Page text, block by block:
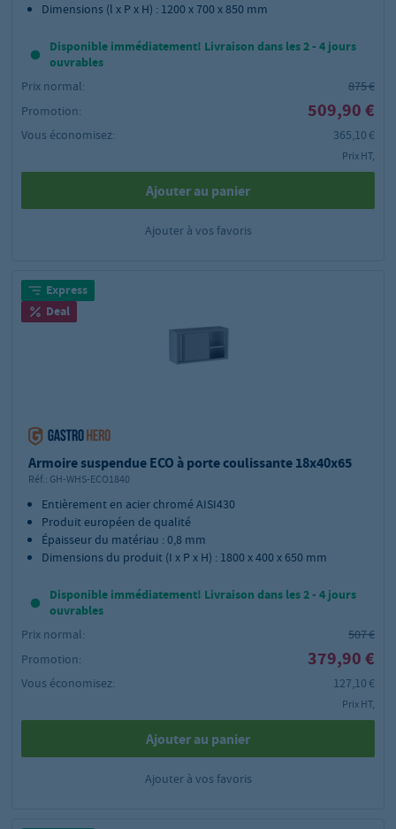
Dimensions (l x P x H) : 1200 x 700 x 850 mm
Disponible immédiatement! Livraison dans les 2 - 4 jours
ouvrables
Prix normal:
875 €
Promotion:
509,90 €
Vous économisez: 365,10 €
Prix HT,
Ajouter au panier
Ajouter à vos favoris
Express
Deal
Armoire suspendue ECO à porte coulissante 18x40x65
Réf.: GH-WHS-ECO1840
Entièrement en acier chromé AISI430
Produit européen de qualité
Épaisseur du matériau : 0,8 mm
Dimensions du produit (I x P x H) : 1800 x 400 x 650 mm
Disponible immédiatement! Livraison dans les 2 - 4 jours
ouvrables
Prix normal:
507 €
Promotion:
379,90 €
Vous économisez: 127,10 €
Prix HT,
Ajouter au panier
Ajouter à vos favoris